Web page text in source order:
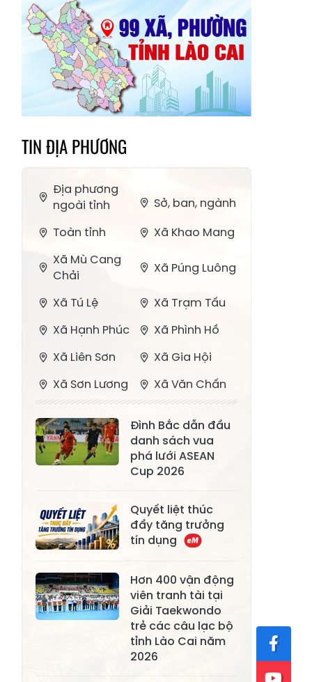
TIN ĐỊA PHƯƠNG
Địa phương
ngoài tỉnh
Sở, ban, ngành
Toàn tỉnh
Xã Khao Mang
Xã Mù Cang
Chải
Xã Púng Luông
Xã Tú Lệ
Xã Trạm Tấu
Xã Hạnh Phúc
Xã Phình Hồ
Xã Liên Sơn
Xã Gia Hội
Xã Sơn Lương
Xã Văn Chấn
Bằng La
Xã Chấn Thịnh
Xã Nghĩa Tâm
Xã Phong Dụ
Hạ
Xã Đông
Cuông
Xã Tân Hợp
Xã Mỏ Vàng
Xã Lâm
Thượng
Xã Tân Lĩnh
Xã Phúc Lợi
Đình Bắc dẫn đầu
danh sách vua
phá lưới ASEAN
Cup 2026
Quyết liệt thúc
đẩy tăng trưởng
tín dụng
Hơn 400 vận động
viên tranh tài tại
Giải Taekwondo
trẻ các câu lạc bộ
tỉnh Lào Cai năm
2026